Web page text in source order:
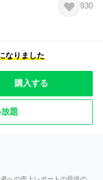
930
なりました
購入する
題